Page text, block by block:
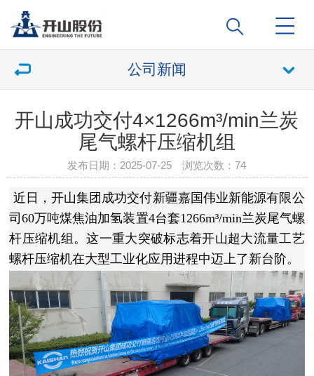
公司新闻
开山成功交付4×1266m³/min兰炭
尾气螺杆压缩机组
发布日期：2025-07-25 浏览次数：74
近日， 开山集团 成功交付新疆嘉国伟业新能源有限公
司60万吨煤焦油加氢装置4台套1266m³/min兰炭尾气螺
杆压缩机组。这一重大突破标志着开山超大流量工艺
螺杆压缩机在大型工业化应用进程中迈上了新台阶。